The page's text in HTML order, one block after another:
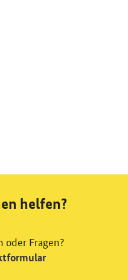
helfen?
oder Fragen?